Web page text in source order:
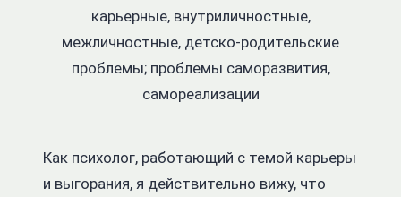
карьерные, внутриличностные,
межличностные, детско-родительские
проблемы; проблемы саморазвития,
самореализации
Как психолог, работающий с темой карьеры
и выгорания, я действительно вижу, что